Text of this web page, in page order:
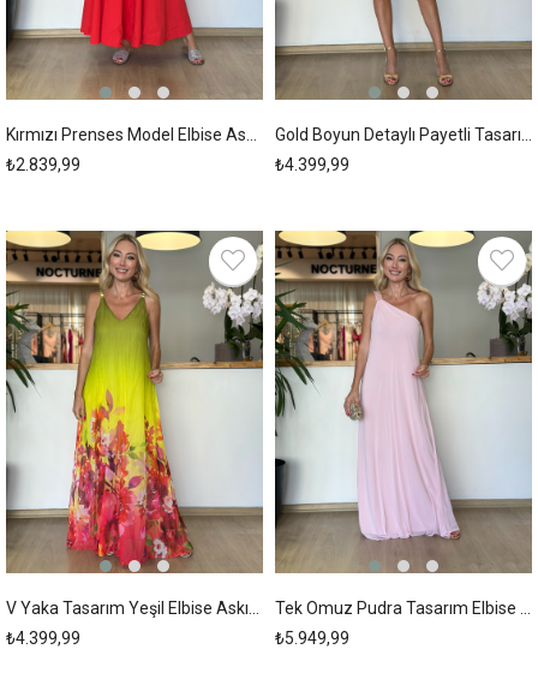
₺2.839,99
₺4.399,99
₺4.399,99
New
Item
₺5.949,99
New
Item